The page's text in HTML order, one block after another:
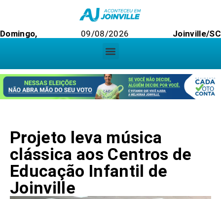
Domingo, 09/08/2026 Joinville/SC
Projeto leva música
clássica aos Centros de
Educação Infantil de
Joinville